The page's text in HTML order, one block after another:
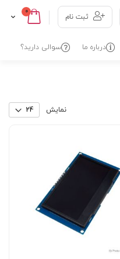
Cart0 عدد
ثبت نام
سوالی دارید؟ درباره ما
نمایش